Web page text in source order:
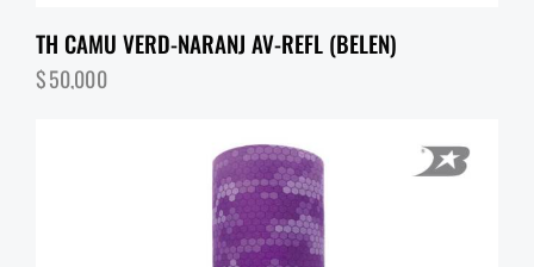
TH CAMU VERD-NARANJ AV-REFL (BELEN)
$50,000